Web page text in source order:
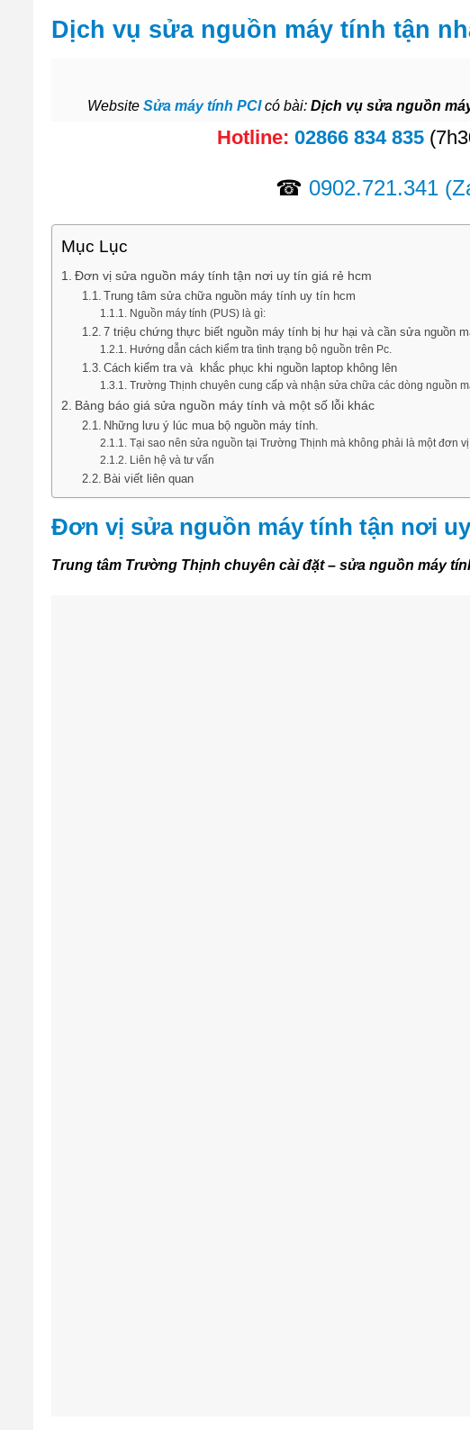
Dịch vụ sửa nguồn máy tính tận
Website Sửa máy tính PCIcó bài: Dịch vụ sửa nguồn
Hotline:02866 834 835
☎ 0902.721.341
Mục Lục
Đơn vị sửa nguồn máy tính tận nơi uy tín giá rẻ hcm
Trung tâm sửa chữa nguồn máy tính uy tín hcm
Nguồn máy tính (PUS) là gì:
7 triệu chứng thực biết nguồn máy tính bị hư hại và cần sửa nguồn
Hướng dẫn cách kiểm tra tình trạng bộ nguồn trên Pc.
Cách kiểm tra và khắc phục khi nguồn laptop không lên
Trường Thịnh chuyên cung cấp và nhận sửa chữa các dòng nguồn
Bảng báo giá sửa nguồn máy tính và một số lỗi khác
Những lưu ý lúc mua bộ nguồn máy tính.
Tại sao nên sửa nguồn tại Trường Thịnh mà không phải là một đơn
Liên hệ và tư vấn
Bài viết liên quan
Đơn vị sửa nguồn máy tính tận nơi
Trung tâm Trường Thịnh chuyên cài đặt – sửa nguồn máy